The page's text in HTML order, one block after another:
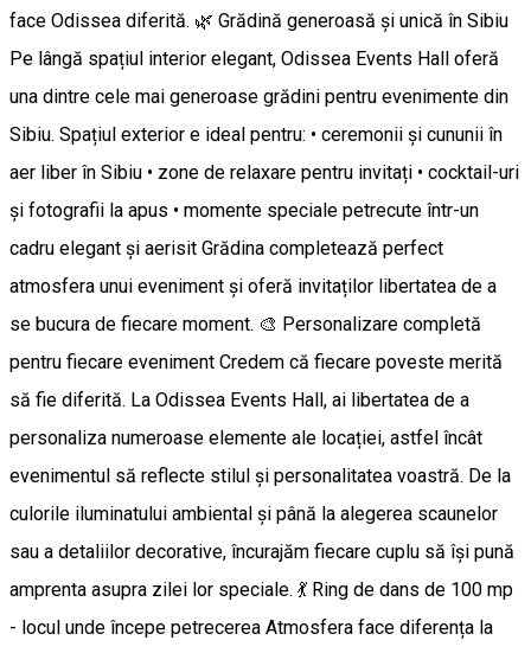
face Odissea diferită. 🌿 Grădină generoasă și unică în Sibiu
Pe lângă spațiul interior elegant, Odissea Events Hall oferă
una dintre cele mai generoase grădini pentru evenimente din
Sibiu. Spațiul exterior e ideal pentru: • ceremonii și cununii în
aer liber în Sibiu • zone de relaxare pentru invitați • cocktail-uri
și fotografii la apus • momente speciale petrecute într-un
cadru elegant și aerisit Grădina completează perfect
atmosfera unui eveniment și oferă invitaților libertatea de a
se bucura de fiecare moment. 🎨 Personalizare completă
pentru fiecare eveniment Credem că fiecare poveste merită
să fie diferită. La Odissea Events Hall, ai libertatea de a
personaliza numeroase elemente ale locației, astfel încât
evenimentul să reflecte stilul și personalitatea voastră. De la
culorile iluminatului ambiental și până la alegerea scaunelor
sau a detaliilor decorative, încurajăm fiecare cuplu să își pună
amprenta asupra zilei lor speciale. 💃 Ring de dans de 100 mp
- locul unde începe petrecerea Atmosfera face diferența la